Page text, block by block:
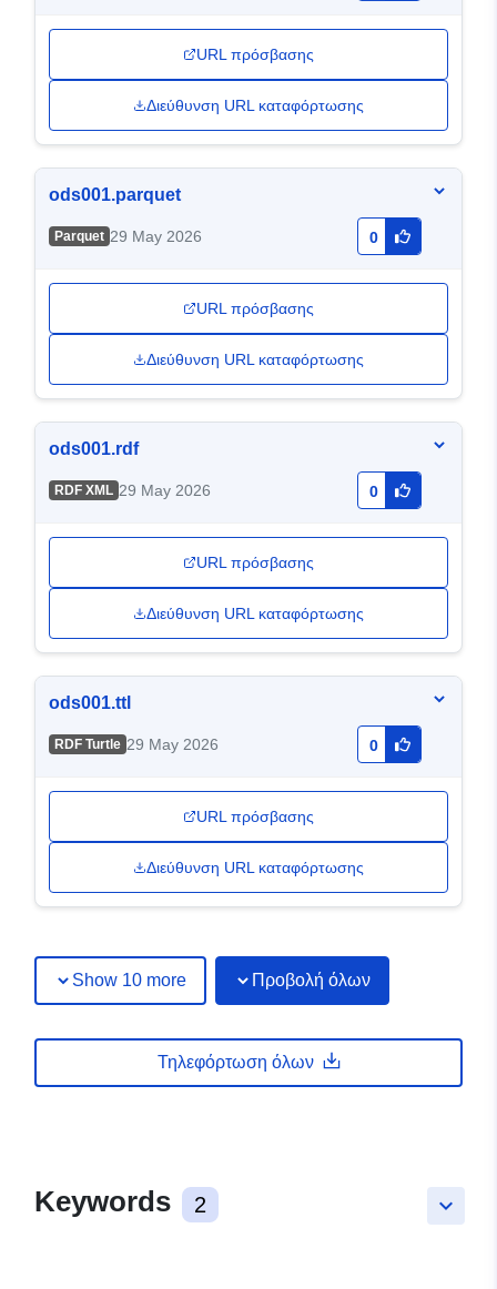
URL πρόσβασης
Διεύθυνση URL καταφόρτωσης
ods001.parquet
Parquet 29 May 2026 0
URL πρόσβασης
Διεύθυνση URL καταφόρτωσης
ods001.rdf
RDF XML 29 May 2026 0
URL πρόσβασης
Διεύθυνση URL καταφόρτωσης
ods001.ttl
RDF Turtle 29 May 2026 0
URL πρόσβασης
Διεύθυνση URL καταφόρτωσης
Show 10 more Προβολή όλων
Τηλεφόρτωση όλων
keyboard_arrow_down
Keywords 2